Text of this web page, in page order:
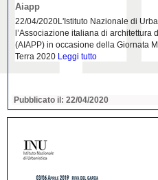
Aiapp
22/04/2020L'Istituto Nazionale di
l’Associazione italiana di architettura
(AIAPP) in occasione della Giornata
Terra 2020 Leggi tutto
Pubblicato il: 22/04/2020